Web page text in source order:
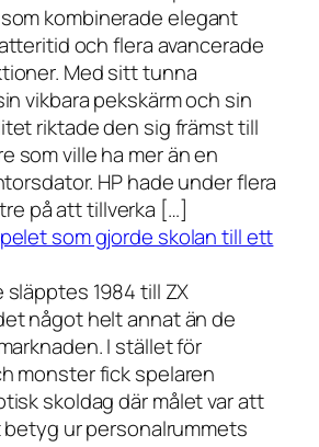
kombinerade elegant
och flera avancerade
Med sitt tunna
vikbara pekskärm och sin
riktade den sig främst till
som ville ha mer än en
HP hade under flera
på att tillverka […]
som gjorde skolan till ett
släpptes 1984 till ZX
något helt annat än de
I stället för
monster fick spelaren
skoldag där målet var att
ur personalrummets